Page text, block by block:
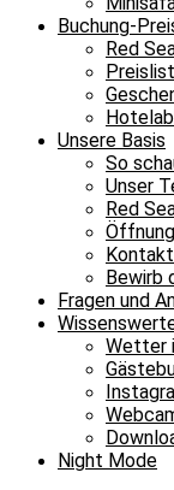
Buchung-
Red
Unsere Basis
So
Unser
Red
Bewirb
Fragen und
Wetter
Night Mode